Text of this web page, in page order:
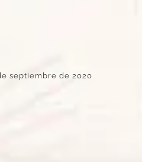
septiembre de 2020